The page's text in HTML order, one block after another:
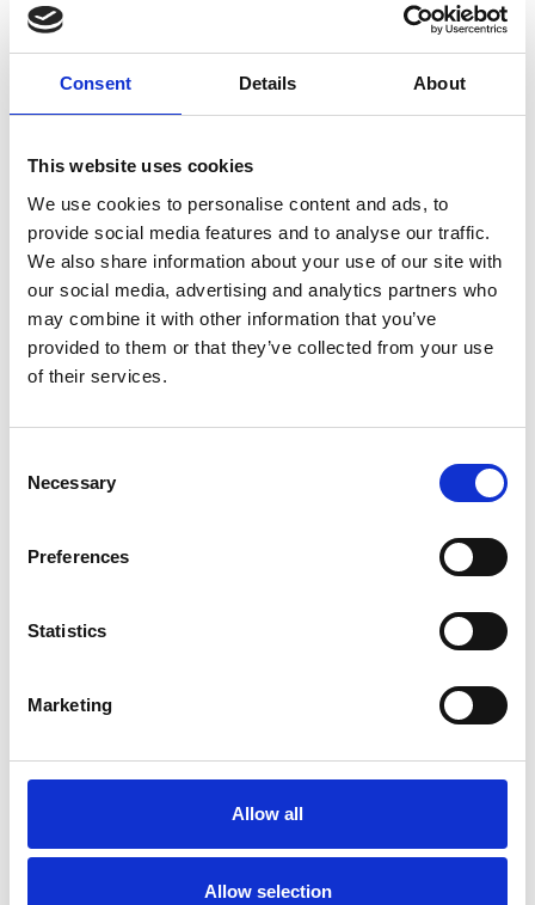
Consent Details About
This website uses cookies
We use cookies to personalise content and ads, to
provide social media features and to analyse our traffic.
We also share information about your use of our site with
our social media, advertising and analytics partners who
may combine it with other information that you’ve
provided to them or that they’ve collected from your use
of their services.
Selection
Necessary
Preferences
Statistics
Marketing
Allow all
Allow selection
Anne Brérot
Barbara Morin
Christian Bruun
Gallerie Rasmus har eksisteret siden 1990. Mere end 40